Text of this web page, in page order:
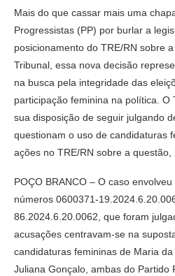
Mais do que cassar mais uma
Progressistas (PP) por burlar a
posicionamento do TRE/RN sobre
Tribunal, essa nova decisão
na busca pela integridade das
participação feminina na política. O
sua disposição de seguir julgando
questionam o uso de candidaturas
ações no TRE/RN sobre a questão,
POÇO BRANCO – O caso
números 0600371-
86.2024.6.20.0062, que foram
acusações centravam-se na
candidaturas femininas de Maria
Juliana Gonçalo, ambas do Partido